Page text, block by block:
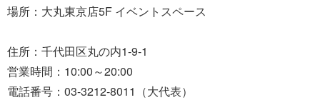
場所：大丸東京店5F イベントスペース
住所：千代田区丸の内1-9-1
営業時間：10:00～20:00
電話番号：03-3212-8011（大代表）